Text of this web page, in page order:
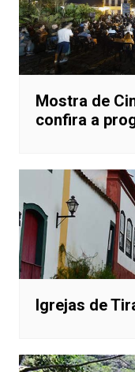
Mostra de
confira a
Igrejas de